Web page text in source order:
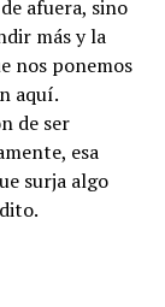
afuera, sino
más y la
nos ponemos
aquí.
de ser
esa
surja algo